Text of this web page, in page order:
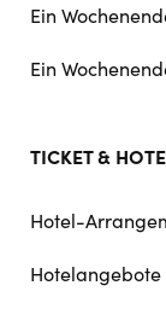
Ein
Ein
TICKET &
Hotel-
Hotelangebote